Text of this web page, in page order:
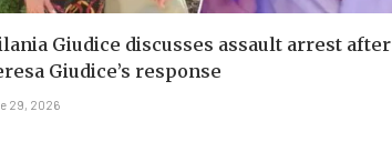
Giudice discusses assault arrest after
Giudice’s response
29, 2026